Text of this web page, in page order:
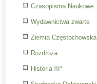
Czasopisma Naukowe
Wydawnictwa zwarte
Ziemia Częstochowska
Rozdroża
Historia III°